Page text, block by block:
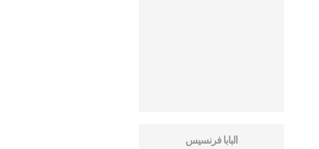
البابا فرنسيس